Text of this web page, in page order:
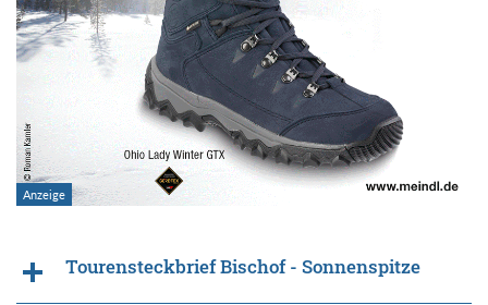
Tourensteckbrief Bischof - Sonnenspitze